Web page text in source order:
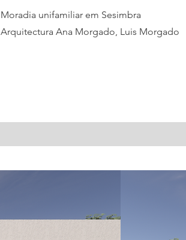
Moradia unifamiliar em Sesimbra
Arquitectura Ana Morgado, Luis Morgado